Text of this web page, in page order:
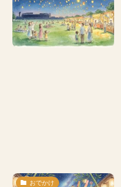
おでかけ